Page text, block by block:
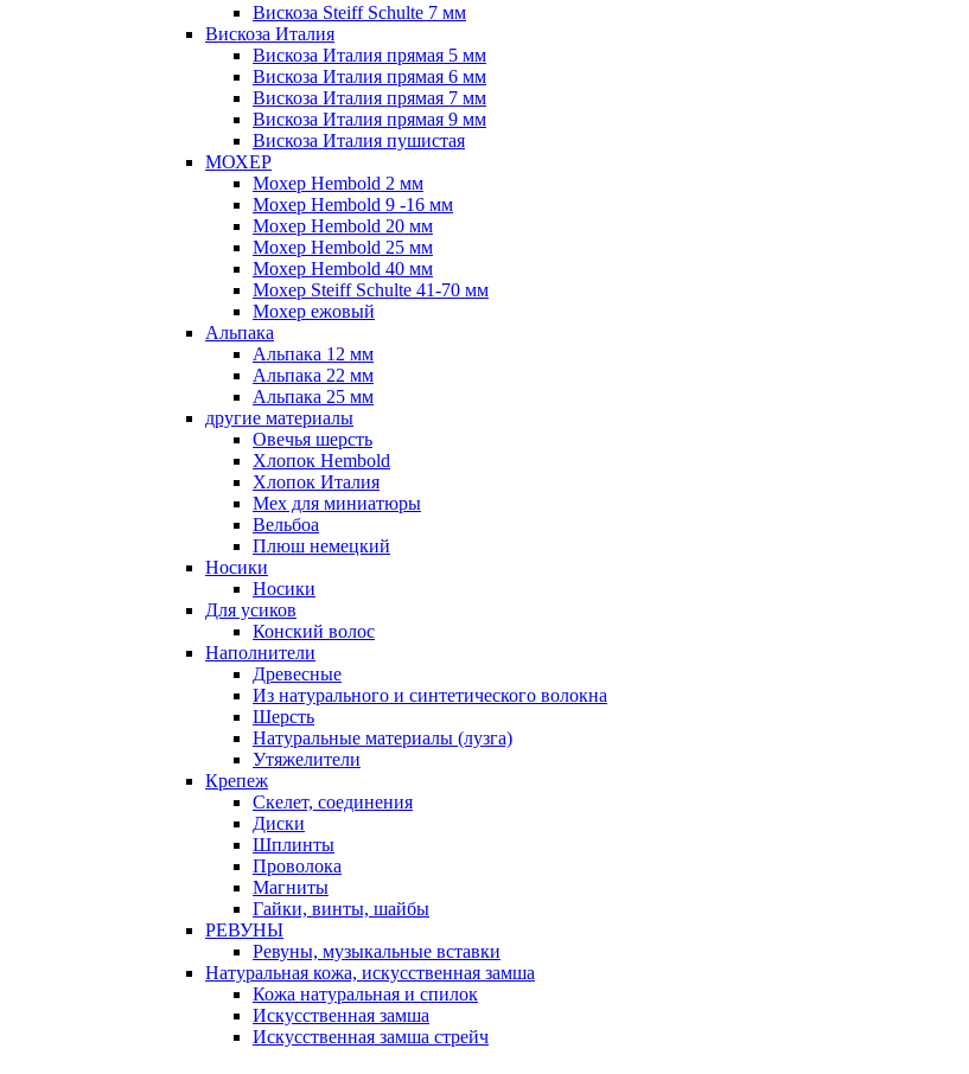
Вискоза Steiff Schulte 7 мм
Вискоза Италия
Вискоза Италия прямая 5 мм
Вискоза Италия прямая 6 мм
Вискоза Италия прямая 7 мм
Вискоза Италия прямая 9 мм
Вискоза Италия пушистая
МОХЕР
Мохер Hembold 2 мм
Мохер Hembold 9 -16 мм
Мохер Hembold 20 мм
Мохер Hembold 25 мм
Мохер Hembold 40 мм
Мохер Steiff Schulte 41-70 мм
Мохер ежовый
Альпака
Альпака 12 мм
Альпака 22 мм
Альпака 25 мм
другие материалы
Овечья шерсть
Хлопок Hembold
Хлопок Италия
Мех для миниатюры
Вельбоа
Плюш немецкий
Носики
Носики
Для усиков
Конский волос
Наполнители
Древесные
Из натурального и синтетического волокна
Шерсть
Натуральные материалы (лузга)
Утяжелители
Крепеж
Скелет, соединения
Диски
Шплинты
Проволока
Магниты
Гайки, винты, шайбы
РЕВУНЫ
Ревуны, музыкальные вставки
Натуральная кожа, искусственная замша
Кожа натуральная и спилок
Искусственная замша
Искусственная замша стрейч